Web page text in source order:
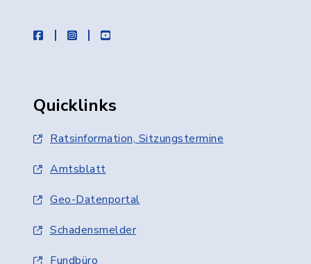
facebookinstagramyoutube
Quicklinks
Ratsinformation, Sitzungstermine
Amtsblatt
Geo-Datenportal
Schadensmelder
Fundbüro